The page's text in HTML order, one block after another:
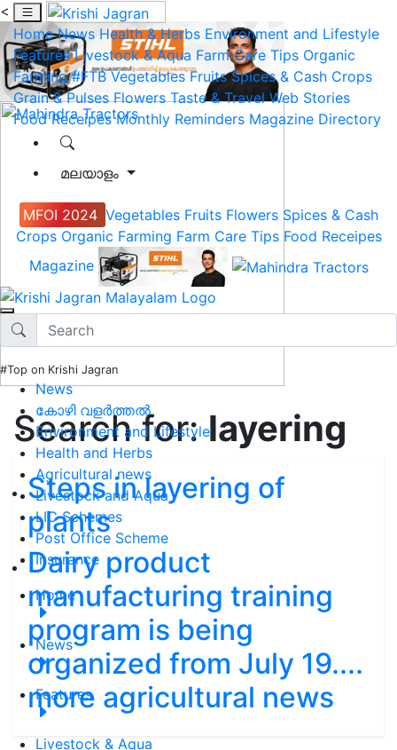
<
Home News Health & Herbs Environment and Lifestyle
Features Livestock & Aqua Farm Care Tips Organic
Farming #FTB Vegetables Fruits Spices & Cash Crops
Grain & Pulses Flowers Taste & Travel Web Stories
Food Receipes Monthly Reminders Magazine Directory
മലയാളം
MFOI 2024 Vegetables Fruits Flowers Spices & Cash
Crops Organic Farming Farm Care Tips Food Receipes
Magazine
#Top on Krishi Jagran
News
കോഴി വളർത്തൽ
Environment and Lifestyle
Health and Herbs
Agricultural news
Livestock and Aqua
LIC Schemes
Post Office Scheme
Insurance
Home
News
Features
Livestock & Aqua
Search for:layering
Steps in layering of
plants
Dairy product
manufacturing training
program is being
organized from July 19....
more agricultural news